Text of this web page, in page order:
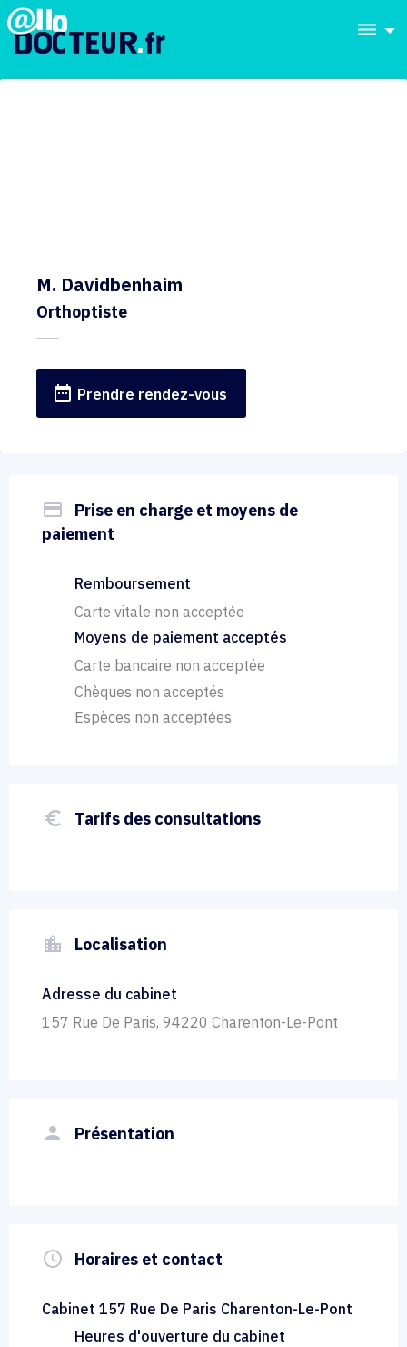
dehaze
M. Davidbenhaim
Orthoptiste
date_range Prendre rendez-vous
payment
Prise en charge et moyens de
paiement
Remboursement
Carte vitale non acceptée
Moyens de paiement acceptés
Carte bancaire non acceptée
Chèques non acceptés
Espèces non acceptées
euro_symbol Tarifs des consultations
location_city Localisation
Adresse du cabinet
157 Rue De Paris, 94220 Charenton-Le-Pont
person Présentation
query_builder Horaires et contact
Cabinet 157 Rue De Paris Charenton-Le-Pont
Heures d'ouverture du cabinet